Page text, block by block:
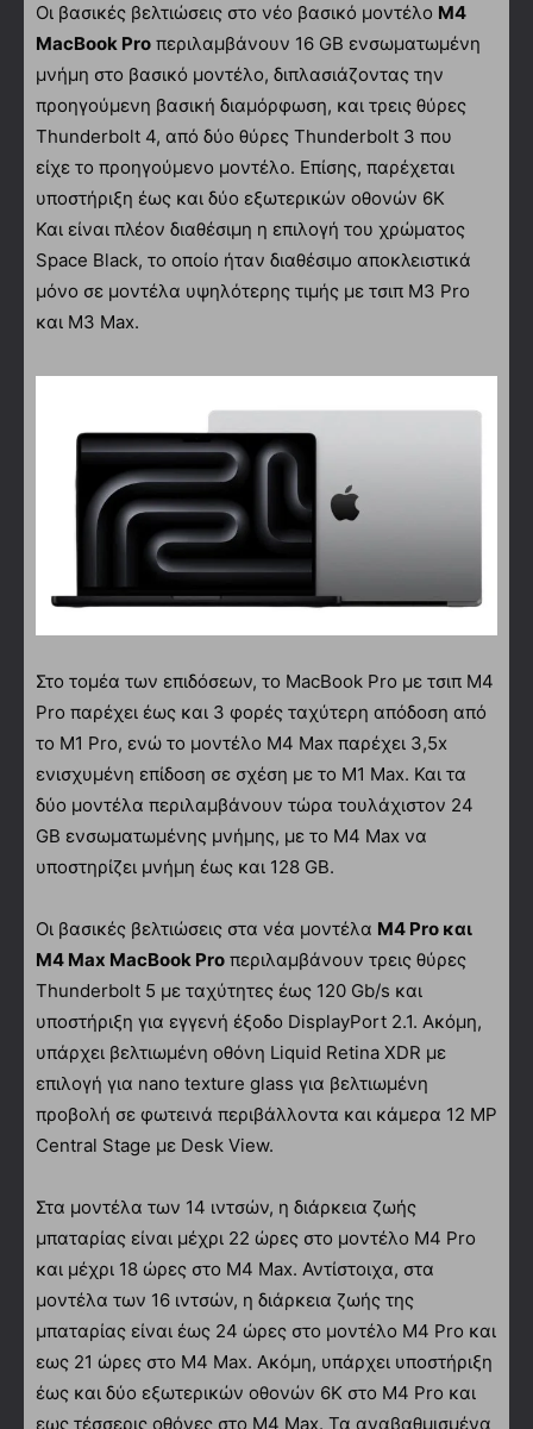
Οι βασικές βελτιώσεις στο νέο βασικό μοντέλο M4
MacBook Pro περιλαμβάνουν 16 GB ενσωματωμένη
μνήμη στο βασικό μοντέλο, διπλασιάζοντας την
προηγούμενη βασική διαμόρφωση, και τρεις θύρες
Thunderbolt 4, από δύο θύρες Thunderbolt 3 που
είχε το προηγούμενο μοντέλο. Επίσης, παρέχεται
υποστήριξη έως και δύο εξωτερικών οθονών 6K
Και είναι πλέον διαθέσιμη η επιλογή του χρώματος
Space Black, το οποίο ήταν διαθέσιμο αποκλειστικά
μόνο σε μοντέλα υψηλότερης τιμής με τσιπ M3 Pro
και M3 Max.
Στο τομέα των επιδόσεων, το MacBook Pro με τσιπ M4
Pro παρέχει έως και 3 φορές ταχύτερη απόδοση από
το M1 Pro, ενώ το μοντέλο M4 Max παρέχει 3,5x
ενισχυμένη επίδοση σε σχέση με το M1 Max. Και τα
δύο μοντέλα περιλαμβάνουν τώρα τουλάχιστον 24
GB ενσωματωμένης μνήμης, με το M4 Max να
υποστηρίζει μνήμη έως και 128 GB.
Οι βασικές βελτιώσεις στα νέα μοντέλα M4 Pro και
M4 Max MacBook Pro περιλαμβάνουν τρεις θύρες
Thunderbolt 5 με ταχύτητες έως 120 Gb/s και
υποστήριξη για εγγενή έξοδο DisplayPort 2.1. Ακόμη,
υπάρχει βελτιωμένη οθόνη Liquid Retina XDR με
επιλογή για nano texture glass για βελτιωμένη
προβολή σε φωτεινά περιβάλλοντα και κάμερα 12 MP
Central Stage με Desk View.
Στα μοντέλα των 14 ιντσών, η διάρκεια ζωής
μπαταρίας είναι μέχρι 22 ώρες στο μοντέλο M4 Pro
και μέχρι 18 ώρες στο M4 Max. Αντίστοιχα, στα
μοντέλα των 16 ιντσών, η διάρκεια ζωής της
μπαταρίας είναι έως 24 ώρες στο μοντέλο M4 Pro και
εως 21 ώρες στο M4 Max. Ακόμη, υπάρχει υποστήριξη
έως και δύο εξωτερικών οθονών 6K στο M4 Pro και
εως τέσσερις οθόνες στο M4 Max. Τα αναβαθμισμένα